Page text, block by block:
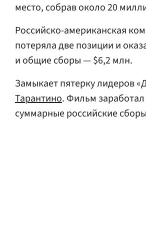
место, собрав около 20
Российско-американская
потеряла две позиции и
и общие сборы — $6,2 млн.
Замыкает пятерку лидеров
Тарантино. Фильм
суммарные российские